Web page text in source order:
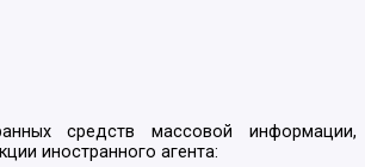
средств массовой информации,
иностранного агента: